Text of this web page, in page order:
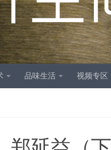
品味生活 视频专区